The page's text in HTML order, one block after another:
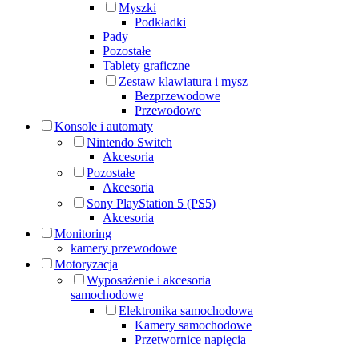
Myszki
Podkładki
Pady
Pozostałe
Tablety graficzne
Zestaw klawiatura i mysz
Bezprzewodowe
Przewodowe
Konsole i automaty
Nintendo Switch
Akcesoria
Pozostałe
Akcesoria
Sony PlayStation 5 (PS5)
Akcesoria
Monitoring
kamery przewodowe
Motoryzacja
Wyposażenie i akcesoria
samochodowe
Elektronika samochodowa
Kamery samochodowe
Przetwornice napięcia